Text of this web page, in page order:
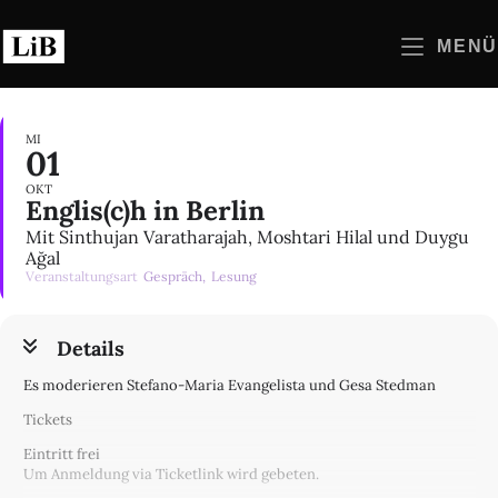
Inhalt
springen
MENÜ
MI
01
OKT
Englis(c)h in Berlin
Mit Sinthujan Varatharajah, Moshtari Hilal und Duygu
Ağal
Veranstaltungsart Gespräch, Lesung
Details
Es moderieren Stefano-Maria Evangelista und Gesa Stedman
Tickets
Eintritt frei
Um Anmeldung via Ticketlink wird gebeten.